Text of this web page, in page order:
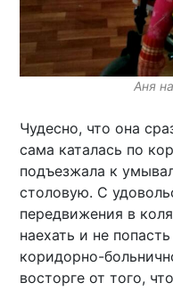
Аня
Чудесно, что она
сама каталась по
подъезжала к
столовую. С
передвижения в
наехать и не
коридорно-
восторге от того,